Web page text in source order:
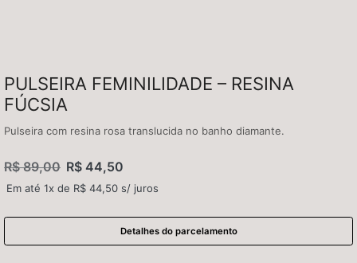
PULSEIRA FEMINILIDADE – RESINA
FÚCSIA
Pulseira com resina rosa translucida no banho diamante.
R$89,00 R$44,50
Em até 1x de R$ 44,50 s/ juros
Detalhes do parcelamento